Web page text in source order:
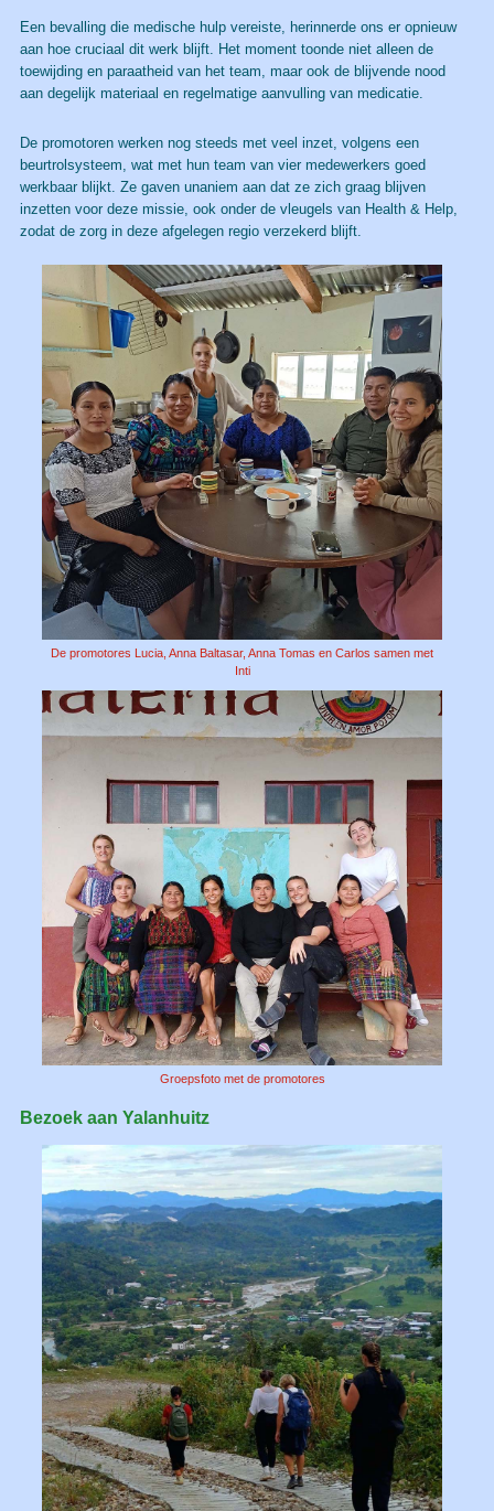
Een bevalling die medische hulp vereiste, herinnerde ons er opnieuw
aan hoe cruciaal dit werk blijft. Het moment toonde niet alleen de
toewijding en paraatheid van het team, maar ook de blijvende nood
aan degelijk materiaal en regelmatige aanvulling van medicatie.
De promotoren werken nog steeds met veel inzet, volgens een
beurtrolsysteem, wat met hun team van vier medewerkers goed
werkbaar blijkt. Ze gaven unaniem aan dat ze zich graag blijven
inzetten voor deze missie, ook onder de vleugels van Health & Help,
zodat de zorg in deze afgelegen regio verzekerd blijft.
De promotores Lucia, Anna Baltasar, Anna Tomas en Carlos samen met
Inti
Groepsfoto met de promotores
Bezoek aan Yalanhuitz